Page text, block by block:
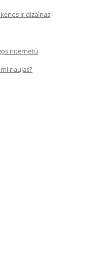
ir dizainas
internetu
naujas?